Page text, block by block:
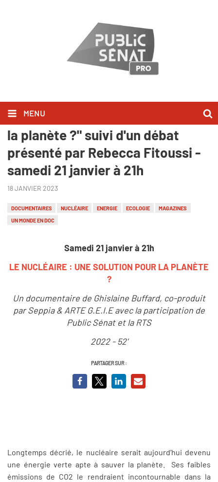
MENU
"Le nucléaire : une solution pour
la planète ?" suivi d'un débat
présenté par Rebecca Fitoussi -
samedi 21 janvier à 21h
18 JANVIER 2023
DOCUMENTAIRES NUCLÉAIRE ENERGIE ECOLOGIE
MAGAZINES
UN MONDE EN DOC
Samedi 21 janvier à 21h
LE NUCLÉAIRE : UNE SOLUTION POUR LA PLANÈTE
?
Un documentaire de Ghislaine Buffard, co-produit
par Seppia & ARTE G.E.I.E avec la participation de
Public Sénat et la RTS
2022 - 52'
PARTAGER SUR :
Longtemps décrié, le nucléaire serait aujourd’hui devenu
une énergie verte apte à sauver la planète. Ses faibles
émissions de CO2 le rendraient incontournable dans la